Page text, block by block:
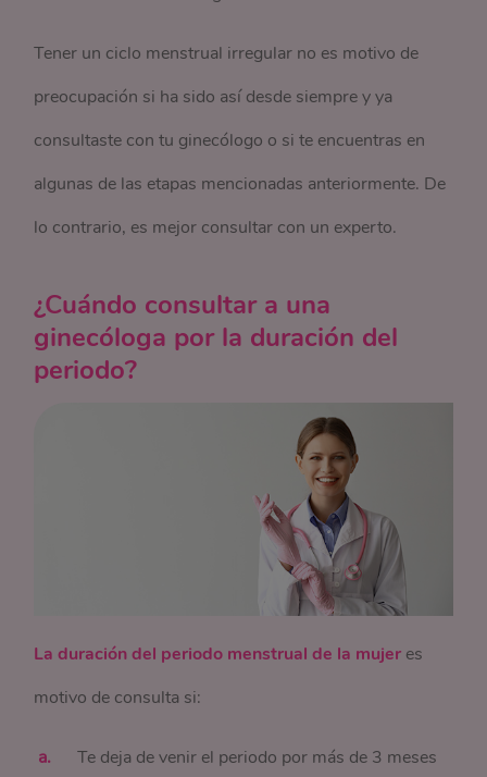
Tener un ciclo menstrual irregular no es motivo de
preocupación si ha sido así desde siempre y ya
consultaste con tu ginecólogo o si te encuentras en
algunas de las etapas mencionadas anteriormente. De
lo contrario, es mejor consultar con un experto.
¿Cuándo consultar a una
ginecóloga por la duración del
periodo?
La duración del periodo menstrual de la mujer es
motivo de consulta si:
Te deja de venir el periodo por más de 3 meses